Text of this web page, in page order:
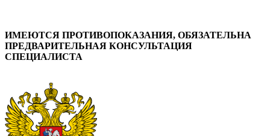
ИМЕЮТСЯ ПРОТИВОПОКАЗАНИЯ, ОБЯЗАТЕЛЬНА
ПРЕДВАРИТЕЛЬНАЯ КОНСУЛЬТАЦИЯ
СПЕЦИАЛИСТА